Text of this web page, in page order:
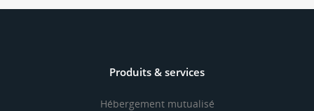
Produits & services
Hébergement mutualisé